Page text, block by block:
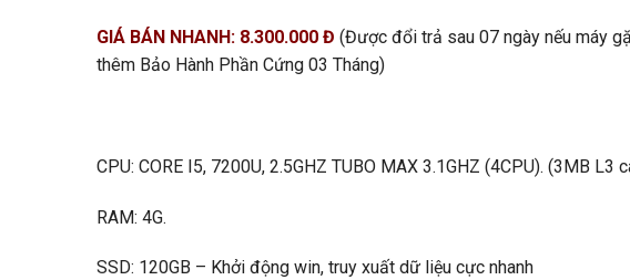
GIÁ BÁN NHANH: 8.300.000 Đ (Được đổi trả sau 07 ngày nếu máy
thêm Bảo Hành Phần Cứng 03 Tháng)
CPU: CORE I5, 7200U, 2.5GHZ TUBO MAX 3.1GHZ (4CPU). (3MB L3
RAM: 4G.
SSD: 120GB – Khởi động win, truy xuất dữ liệu cực nhanh